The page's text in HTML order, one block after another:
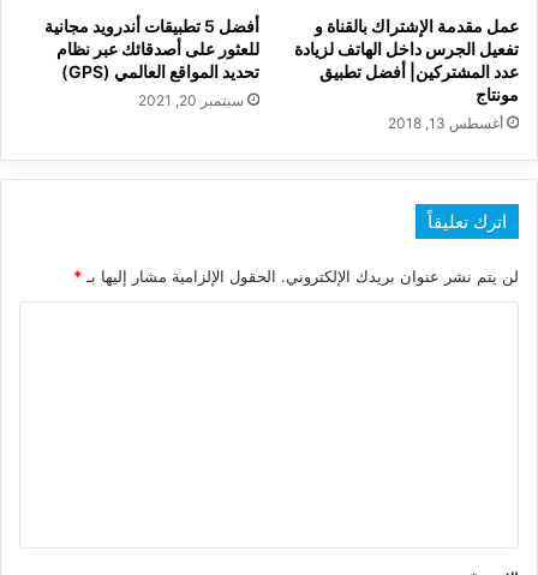
عمل مقدمة الإشتراك بالقناة و
تفعيل الجرس داخل الهاتف لزيادة
عدد المشتركين| أفضل تطبيق
مونتاج
أغسطس 13, 2018
أفضل 5 تطبيقات أندرويد مجانية
للعثور على أصدقائك عبر نظام
تحديد المواقع العالمي (GPS)
سبتمبر 20, 2021
اترك تعليقاً
لن يتم نشر عنوان بريدك الإلكتروني. الحقول الإلزامية مشار إليها بـ *
*